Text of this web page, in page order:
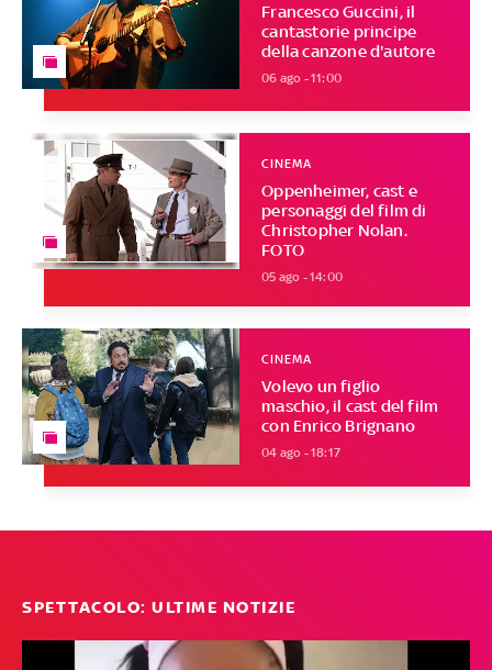
Francesco Guccini, il
cantastorie principe
della canzone d'autore
06 ago - 11:00
Oppenheimer, cast e
personaggi del film di
Christopher Nolan.
FOTO
CINEMA
05 ago - 14:00
Volevo un figlio
maschio, il cast del film
con Enrico Brignano
CINEMA
04 ago - 18:17
SPETTACOLO: ULTIME NOTIZIE